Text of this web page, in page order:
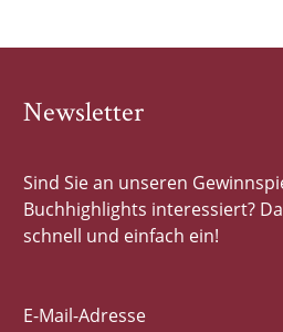
Newsletter
Sind Sie an unseren
Buchhighlights interessiert?
schnell und einfach ein!
E-Mail-Adresse